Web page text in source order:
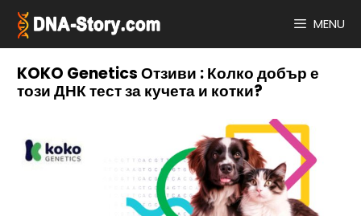
съдържанието
MENU
KOKO Genetics Отзиви : Колко добър е
този ДНК тест за кучета и котки?